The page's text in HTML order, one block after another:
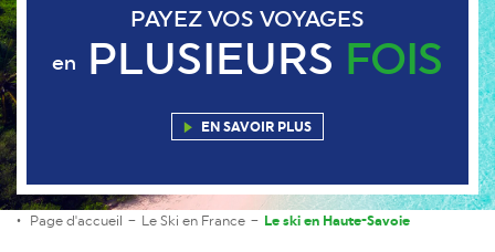
PAYEZ VOS VOYAGES
en PLUSIEURS FOIS
EN SAVOIR PLUS
Page d'accueil Le Ski en France Le ski en Haute-Savoie